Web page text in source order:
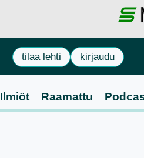
tilaa lehti kirjaudu
Ilmiöt Raamattu